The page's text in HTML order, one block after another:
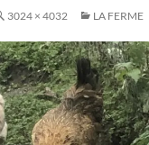
3024 × 4032 LA FERME